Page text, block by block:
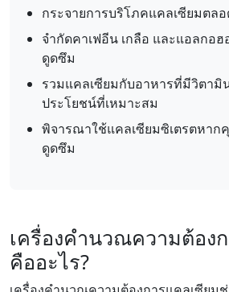
กระจายการบริโภคแคลเซียมตล
จำกัดคาเฟอีน เกลือ และแอลกอ
ดูดซึม
รวมแคลเซียมกับอาหารที่มีวิตามิ
ประโยชน์ที่เหมาะสม
พิจารณาใช้แคลเซียมซิเตรตหา
ดูดซึม
เครื่องคำนวณความต้อง
คืออะไร?